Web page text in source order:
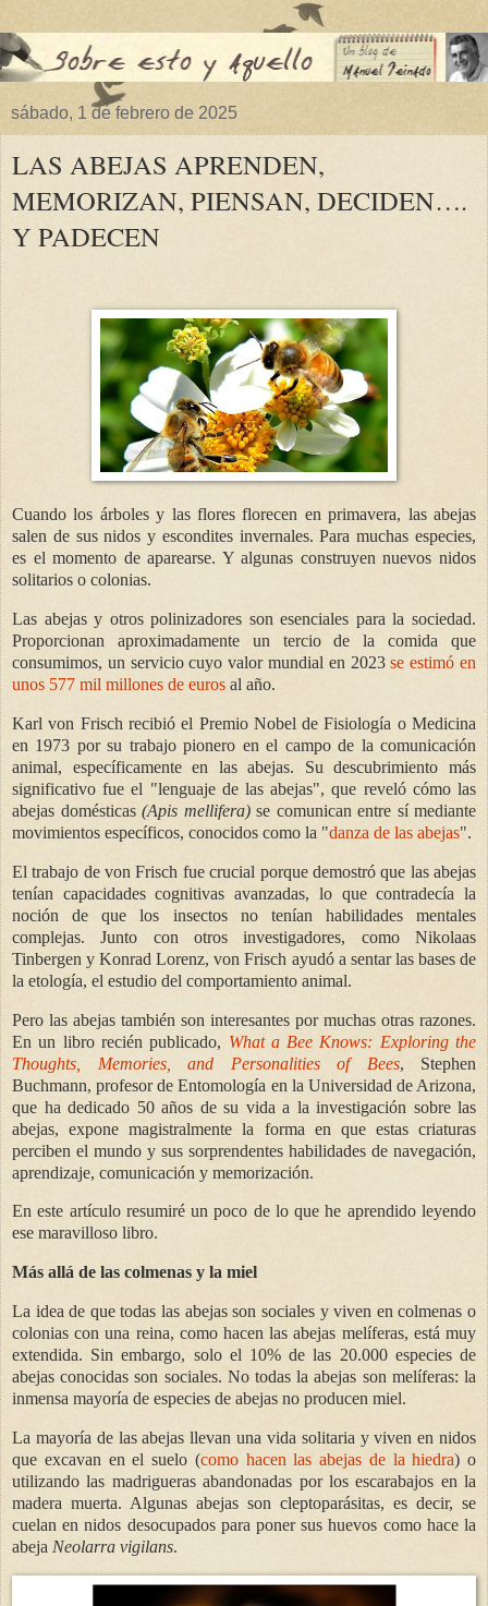
sábado, 1 de febrero de 2025
LAS ABEJAS APRENDEN,
MEMORIZAN, PIENSAN, DECIDEN….
Y PADECEN
Cuando los árboles y las flores florecen en primavera, las abejas
salen de sus nidos y escondites invernales. Para muchas especies,
es el momento de aparearse. Y algunas construyen nuevos nidos
solitarios o colonias.
Las abejas y otros polinizadores son esenciales para la sociedad.
Proporcionan aproximadamente un tercio de la comida que
consumimos, un servicio cuyo valor mundial en 2023se estimó en
unos 577 mil millones de euros al año.
Karl von Frisch recibió el Premio Nobel de Fisiología o Medicina
en 1973 por su trabajo pionero en el campo de la comunicación
animal, específicamente en las abejas. Su descubrimiento más
significativo fue el "lenguaje de las abejas", que reveló cómo las
abejas domésticas (Apis mellifera)se comunican entre sí mediante
movimientos específicos, conocidos como la "danza de las abejas".
El trabajo de von Frisch fue crucial porque demostró que las abejas
tenían capacidades cognitivas avanzadas, lo que contradecía la
noción de que los insectos no tenían habilidades mentales
complejas. Junto con otros investigadores, como Nikolaas
Tinbergen y Konrad Lorenz, von Frisch ayudó a sentar las bases de
la etología, el estudio del comportamiento animal.
Pero las abejas también son interesantes por muchas otras razones.
En un libro recién publicado, What a Bee Knows: Exploring the
Thoughts, Memories, and Personalities of Bees, Stephen
Buchmann, profesor de Entomología en la Universidad de Arizona,
que ha dedicado 50 años de su vida a la investigación sobre las
abejas, expone magistralmente la forma en que estas criaturas
perciben el mundo y sus sorprendentes habilidades de navegación,
aprendizaje, comunicación y memorización.
En este artículo resumiré un poco de lo que he aprendido leyendo
ese maravilloso libro.
Más allá de las colmenas y la miel
La idea de que todas las abejas son sociales y viven en colmenas o
colonias con una reina, como hacen las abejas melíferas, está muy
extendida. Sin embargo, solo el 10% de las 20.000 especies de
abejas conocidas son sociales. No todas la abejas son melíferas: la
inmensa mayoría de especies de abejas no producen miel.
La mayoría de las abejas llevan una vida solitaria y viven en nidos
que excavan en el suelo (como hacen las abejas de la hiedra) o
utilizando las madrigueras abandonadas por los escarabajos en la
madera muerta. Algunas abejas son cleptoparásitas, es decir, se
cuelan en nidos desocupados para poner sus huevos como hace la
abeja Neolarra vigilans.